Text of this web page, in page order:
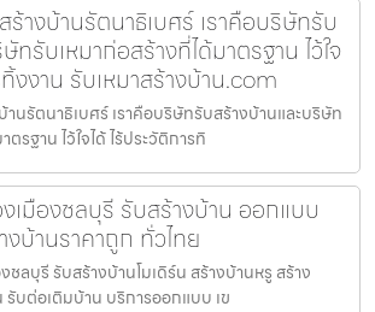
างบ้านรัตนาธิเบศร์ เราคือบริษัทรับ
ทรับเหมาก่อสร้างที่ได้มาตรฐาน ไว้ใจ
งงาน รับเหมาสร้างบ้าน.com
นรัตนาธิเบศร์ เราคือบริษัทรับสร้างบ้านและบริษัท
รฐาน ไว้ใจได้ ไร้ประวัติการทิ
เมืองชลบุรี รับสร้างบ้าน ออกแบบ
งบ้านราคาถูก ทั่วไทย
ชลบุรี รับสร้างบ้านโมเดิร์น สร้างบ้านหรู สร้าง
รับต่อเติมบ้าน บริการออกแบบ เข